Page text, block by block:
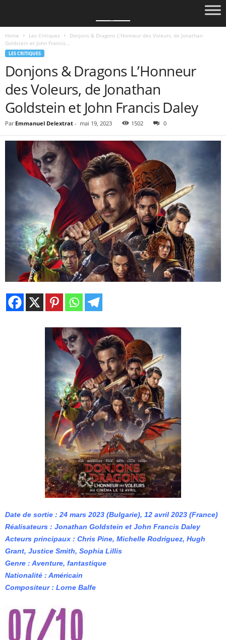
Home Les Critiques
Donjons & Dragons L’Honneur des Voleurs, de Jonathan
Goldstein et John Francis...
LES CRITIQUES
Donjons & Dragons L’Honneur
des Voleurs, de Jonathan
Goldstein et John Francis Daley
Par Emmanuel Delextrat - mai 19, 2023 1502 0
Date de sortie : 24 mars 2023 (Bulgarie), 12 avril 2023 (France)
Réalisateurs : Jonathan Goldstein et John Francis Daley
Acteurs principaux : Chris Pine, Michelle Rodriguez, Hugh
Grant, Justice Smith, Sophia Lillis
Genre : Aventure, fantastique
Nationalité : Américain
Compositeur : Lorne Balfe